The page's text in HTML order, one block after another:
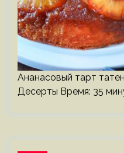
Ананасовый тарт
Десерты Время: 35